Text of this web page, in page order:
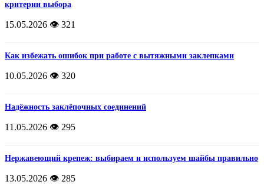
критерии выбора
15.05.2026 👁️ 321
Как избежать ошибок при работе с вытяжными заклепками
10.05.2026 👁️ 320
Надёжность заклёпочных соединений
11.05.2026 👁️ 295
Нержавеющий крепеж: выбираем и используем шайбы правильно
13.05.2026 👁️ 285